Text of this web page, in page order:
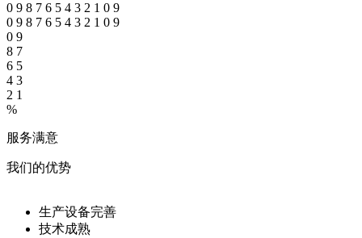
0 9 8 7 6 5 4 3 2 1 0 9
0 9 8 7 6 5 4 3 2 1 0 9
0 9
8 7
6 5
4 3
2 1
%
服务满意
我们的优势
生产设备完善
技术成熟